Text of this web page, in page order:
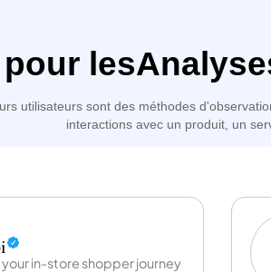
les
utilisateurs sont des méthodes
interactions avec un produit, un
in-store shopper journey